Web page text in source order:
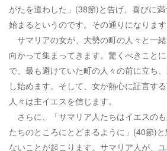
がたを遣わした」(38節)と告げ、喜びに
始まるというのです。その通りになります
サマリアの女が、大勢の町の人々と一
向かって集まってきます。驚くべきこと
で、最も避けていた町の人々の前に立ち
し始めます。そして、女が熱心に証言す
人々は主イエスを信じます。
さらに、「サマリア人たちはイエスの
たちのところにとどまるように」(40節)
ないことが起こります。サマリア人が、